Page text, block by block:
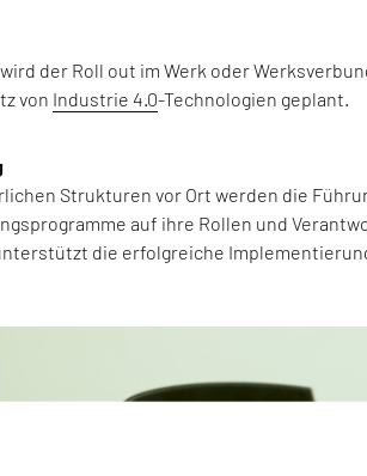
der Roll out im Werk oder
von Industrie 4.0-Technologien geplant.
Strukturen vor Ort werden die
auf ihre Rollen und
die erfolgreiche